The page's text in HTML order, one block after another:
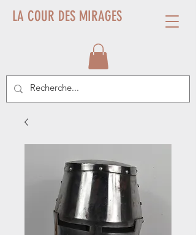
LA COUR DES MIRAGES